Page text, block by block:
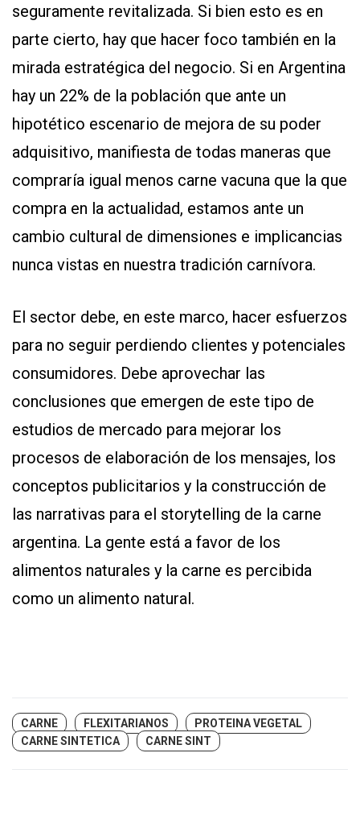
seguramente revitalizada. Si bien esto es en
parte cierto, hay que hacer foco también en la
mirada estratégica del negocio. Si en Argentina
hay un 22% de la población que ante un
hipotético escenario de mejora de su poder
adquisitivo, manifiesta de todas maneras que
compraría igual menos carne vacuna que la que
compra en la actualidad, estamos ante un
cambio cultural de dimensiones e implicancias
nunca vistas en nuestra tradición carnívora.
El sector debe, en este marco, hacer esfuerzos
para no seguir perdiendo clientes y potenciales
consumidores. Debe aprovechar las
conclusiones que emergen de este tipo de
estudios de mercado para mejorar los
procesos de elaboración de los mensajes, los
conceptos publicitarios y la construcción de
las narrativas para el storytelling de la carne
argentina. La gente está a favor de los
alimentos naturales y la carne es percibida
como un alimento natural.
CARNE FLEXITARIANOS
PROTEINA VEGETAL
CARNE SINTETICA
CARNE SINT